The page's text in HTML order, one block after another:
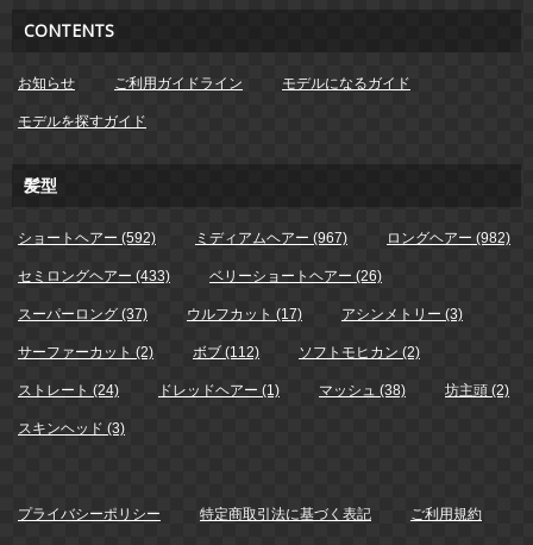
CONTENTS
お知らせ ご利用ガイドライン モデルになるガイド
モデルを探すガイド
髪型
ショートヘアー (592) ミディアムヘアー (967) ロングヘアー (982)
セミロングヘアー (433) ベリーショートヘアー (26)
スーパーロング (37) ウルフカット (17) アシンメトリー (3)
サーファーカット (2) ボブ (112) ソフトモヒカン (2)
ストレート (24) ドレッドヘアー (1) マッシュ (38) 坊主頭 (2)
スキンヘッド (3)
プライバシーポリシー 特定商取引法に基づく表記 ご利用規約